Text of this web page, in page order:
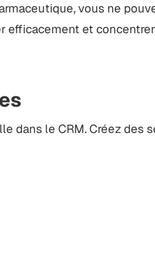
vous ne
efficacement et
dans le CRM. Créez des